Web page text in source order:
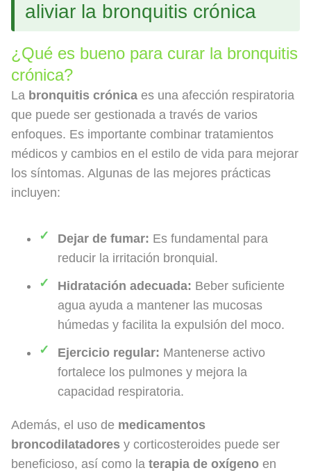
aliviar la bronquitis crónica
¿Qué es bueno para curar la bronquitis
crónica?
La bronquitis crónica es una afección respiratoria
que puede ser gestionada a través de varios
enfoques. Es importante combinar tratamientos
médicos y cambios en el estilo de vida para mejorar
los síntomas. Algunas de las mejores prácticas
incluyen:
Dejar de fumar: Es fundamental para
reducir la irritación bronquial.
Hidratación adecuada: Beber suficiente
agua ayuda a mantener las mucosas
húmedas y facilita la expulsión del moco.
Ejercicio regular: Mantenerse activo
fortalece los pulmones y mejora la
capacidad respiratoria.
Además, el uso de medicamentos
broncodilatadores y corticosteroides puede ser
beneficioso, así como la terapia de oxígeno en